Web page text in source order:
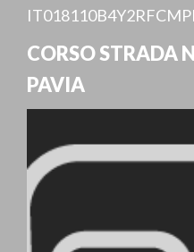
CORSO STRADA
PAVIA